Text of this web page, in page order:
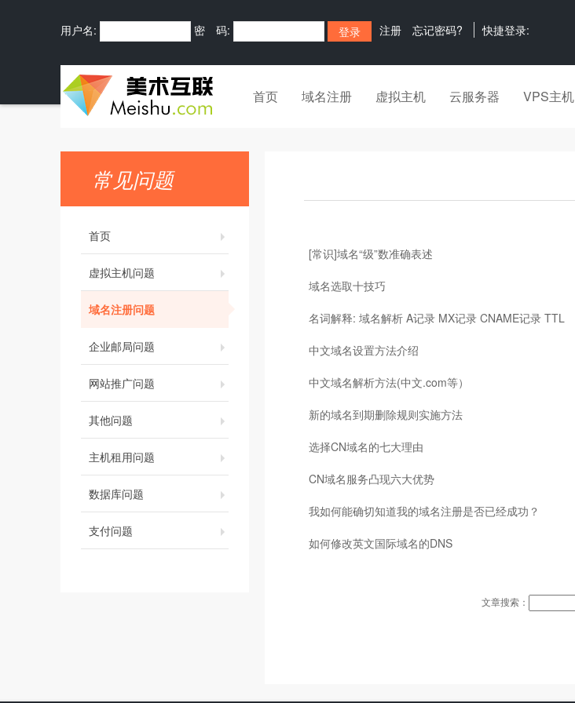
用户名: 密 码: 注册 忘记密码? 快捷登录:
首页 域名注册 虚拟主机 云服务器 VPS主机
常见问题
首页
虚拟主机问题
域名注册问题
企业邮局问题
网站推广问题
其他问题
主机租用问题
数据库问题
支付问题
[常识]域名“级”数准确表述
域名选取十技巧
名词解释: 域名解析 A记录 MX记录 CNAME记录 TTL
中文域名设置方法介绍
中文域名解析方法(中文.com等）
新的域名到期删除规则实施方法
选择CN域名的七大理由
CN域名服务凸现六大优势
我如何能确切知道我的域名注册是否已经成功？
如何修改英文国际域名的DNS
文章搜索：